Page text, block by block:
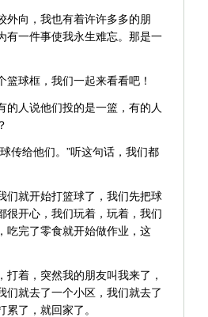
外向，我也有着许许多多的朋
有一件事使我永生难忘。那是一
球框，我们一起来看看吧！
人说他们投的是一篮，有的人
传给他们。”听这句话，我们都
们就开始打篮球了，我们先把球
很开心，我们玩着，玩着，我们
吃完了零食就开始做作业，这
着，突然我的朋友叫我来了，
们就去了一个小区，我们就去了
了，就回家了。